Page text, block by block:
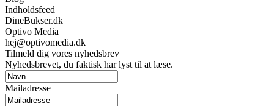
Indholdsfeed
DineBukser.dk
Optivo Media
hej@optivomedia.dk
Tilmeld dig vores nyhedsbrev
Nyhedsbrevet, du faktisk har lyst til at læse.
Mailadresse